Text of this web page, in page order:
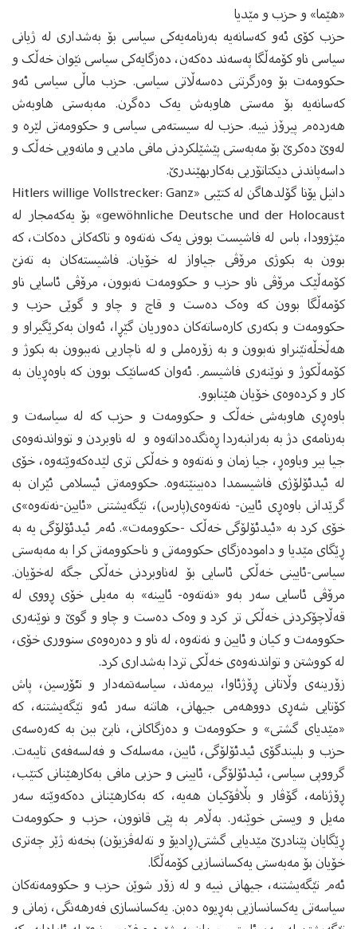
«هێما» و حزب و مێدیا
حزب کۆی ئه‌و که‌سانه‌یه‌ به‌رنامه‌یەکی سیاسی بۆ به‌شداری له‌ ژیانی
سیاسی ناو کۆمه‌ڵگا په‌سه‌ند ده‌که‌ن، ده‌زگایه‌کی سیاسی نێوان خه‌ڵک و
حکوومه‌ت بۆ وه‌رگرتنی ده‌سه‌ڵاتی سیاسی. حزب ماڵی سیاسی ئه‌و
که‌سانه‌یه‌ بۆ مه‌ستی هاوبه‌ش یه‌ک ده‌گرن. مه‌به‌ستی هاوبه‌ش
هه‌رده‌م پیرۆز نییه‌.‌ حزب له‌ سیسته‌می سیاسی و حکوومه‌تی لێره‌ و
له‌وێ ده‌کرێ بۆ مه‌به‌ستی پێشێلکردنی مافی مادیی و مانه‌ویی خه‌ڵک و
داسه‌پاندنی دیکتاتۆریی به‌کاربهێندرێ.
دانیل یۆنا گۆلدهاگن له‌ کتێبی «Hitlers willige Vollstrecker: Ganz
gewöhnliche Deutsche und der Holocaust» بۆ یه‌که‌مجار له‌
مێژوودا، باس لە فاشیست بوونی یه‌ک نه‌ته‌وه و تاکه‌کانی‌ ده‌کات، که‌
بوون به‌ بکوژی مرۆڤی جیاواز له‌ خۆیان. فاشیسته‌کان به‌ ته‌نێ
کۆمه‌ڵێک مرۆڤی ناو حزب و حکوومه‌ت نه‌بوون، مرۆڤی ئاسایی ناو
کۆمه‌ڵگا بوون که‌ وه‌ک ده‌ست و قاچ و چاو و گوێی حزب و
حکوومه‌ت و بکه‌ری کاره‌ساته‌کان ده‌وریان گێڕا، ئه‌وان به‌کرێگیراو و
هه‌ڵخڵه‌تێنراو نه‌بوون و به‌ زۆره‌ملی و له‌ ناچاریی نه‌ببوون به‌ بکوژ و
کۆمه‌ڵکوژ و نوێنه‌ری فاشیسم. ئه‌وان که‌سانێک بوون که‌ باوه‌ڕیان به‌
کار و کرده‌وه‌ی خۆیان هێنابوو.
باوه‌ڕی هاوبه‌شی خه‌ڵک و حکوومه‌ت و حزب که‌ له‌ سیاسه‌ت و
به‌رنامه‌ی دژ به‌ به‌رانبه‌ردا ڕه‌نگده‌داته‌وه‌ و ‌ له ‌ناوبردن و توواندنه‌وه‌ی
جیا بیر وباوه‌ڕ، جیا زمان و نه‌ته‌وه‌ و خه‌ڵکی تری لێده‌که‌وێته‌وه‌، خۆی
له‌ ئیدئۆلۆژی فاشیسمدا ده‌بینێته‌وه‌‌. حکوومەتی ئیسلامی ئێران به‌
گرێدانی باوه‌ڕی ئایین- نه‌ته‌وه‌ی(پارس)، تێگه‌یشتنی «ئایین-نه‌ته‌وه‌»ی
خۆی کرد به‌ «ئیدئۆلۆگی خه‌ڵک -حکوومه‌ت». ئه‌م ئیدئۆلۆگی یه‌ به‌
ڕێگای مێدیا و دامودەزگای حکوومه‌تی و ناحکوومه‌تی کرا بە مەبەستی
سیاسی-ئایینی خه‌ڵکی ئاسایی بۆ له‌ناوبردنی خه‌ڵکی جگه‌ له‌خۆیان.
مرۆڤی ئاسایی سه‌ر به‌و «نه‌ته‌وه‌- ئایینە» به‌ مه‌یلی خۆی ڕووی له‌
قه‌ڵاچۆکردنی خه‌ڵکی تر کرد و وه‌ک ده‌ست و چاو و گوێ و نوێنه‌ری
حکوومەت و کیان و ئایین و نەتەوە، له‌ ناو و ده‌ره‌وه‌ی سنووری خۆی،
له‌ کووشتن و تواندنه‌وه‌ی خه‌ڵکی تردا به‌شداری کرد.
زۆرینەی وڵاتانی ڕۆژئاوا، بیرمەند، سیاسەتمەدار و تئۆرسین، پاش
کۆتایی شه‌ڕی دووهه‌می جیهانی، هاتنه‌ سەر ئەو تێگه‌یشتنه‌، کە
«مێدیای گشتی» و حکوومه‌ت و ده‌زگاکانی، نابێ ببن به‌ که‌ره‌سه‌ی
حزب و بلیندگۆی ئیدئۆلۆگی، ئایین، مەسلەک و فەلسەفه‌ی تایبه‌ت.
گرووپی سیاسی، ئیدئۆلۆگی، ئایینی و حزبی مافی به‌کارهێنانی کتێب،
ڕۆژنامه‌، گۆڤار و بڵاڤۆکیان هه‌یه‌، که‌ به‌کارهێنانی ده‌که‌وێته‌ سه‌ر
مه‌یل و ویستی خوێنه‌ر. به‌ڵام به‌ پێی قانوون، حزب و حکوومەت
ڕێگایان پێنادرێ مێدیایی گشتی(ڕادیۆ و ته‌له‌ڤزیۆن) بخه‌نه‌ ژێر چه‌تری
خۆیان بۆ مه‌به‌ستی یه‌کسانسازیی کۆمه‌ڵگا.
ئه‌م تێگه‌یشتنه‌، جیهانی نییه و‌ له‌ زۆر شوێن حزب و حکوومه‌ته‌کان
سیاسه‌تی یه‌کسانسازیی به‌ڕیوه‌ ده‌بن. یه‌کسانسازی فه‌رهه‌نگی، زمانی و